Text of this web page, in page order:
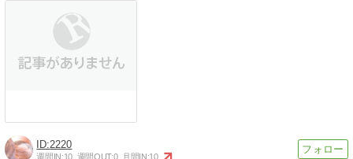
2220
週間IN:10 週間OUT:0 月間IN:10